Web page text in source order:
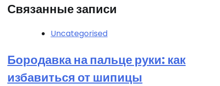
Связанные записи
Uncategorised
Бородавка на пальце руки: как
избавиться от шипицы